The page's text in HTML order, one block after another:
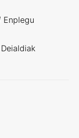
Enplegu